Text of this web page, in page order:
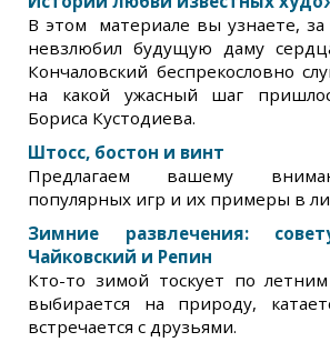
В этом материале вы узнаете,
невзлюбил будущую даму
Кончаловский беспрекословно
на какой ужасный шаг
Бориса Кустодиева.
Штосс, бостон и винт
Предлагаем вашему
популярных игр и их примеры в
Зимние развлечения:
Чайковский и Репин
Кто-то зимой тоскует по
выбирается на природу,
встречается с друзьями.